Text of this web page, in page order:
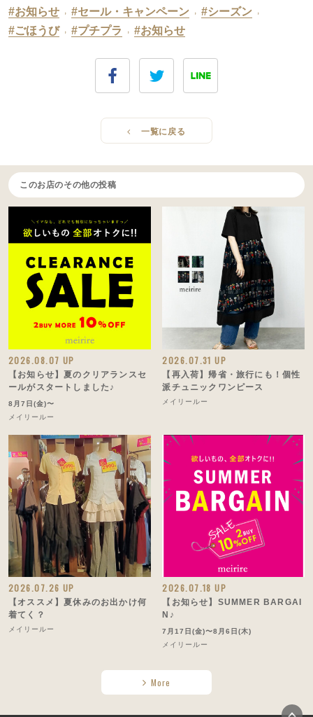
#お知らせ , #セール・キャンペーン , #シーズン ,
#ごほうび , #プチプラ , #お知らせ
一覧に戻る
このお店のその他の投稿
2026.08.07 UP
【お知らせ】夏のクリアランスセ
ールがスタートしました♪
8月7日(金)〜
メイリールー
2026.07.31 UP
【再入荷】帰省・旅行にも！個性
派チュニックワンピース
メイリールー
2026.07.26 UP
【オススメ】夏休みのお出かけ何
着てく？
メイリールー
2026.07.18 UP
【お知らせ】SUMMER BARGAI
N♪
7月17日(金)〜8月6日(木)
メイリールー
More